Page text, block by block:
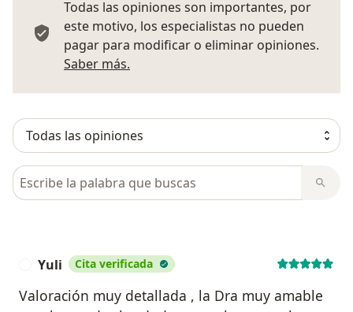
Todas las opiniones son importantes, por
este motivo, los especialistas no pueden
pagar para modificar o eliminar opiniones.
Saber más.
Busca en opiniones
Yuli Cita verificada
Valoración muy detallada , la Dra muy amable